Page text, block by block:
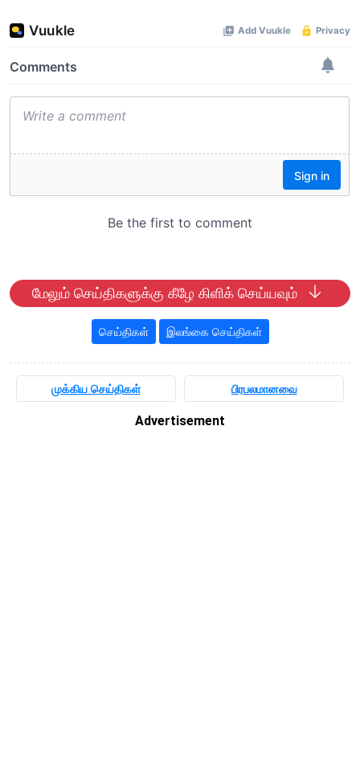
மேலும் செய்திகளுக்கு கீழே கிளிக் செய்யவும்
செய்திகள் இலங்கை செய்திகள்
முக்கிய செய்திகள் பிரபலமானவை
Advertisement